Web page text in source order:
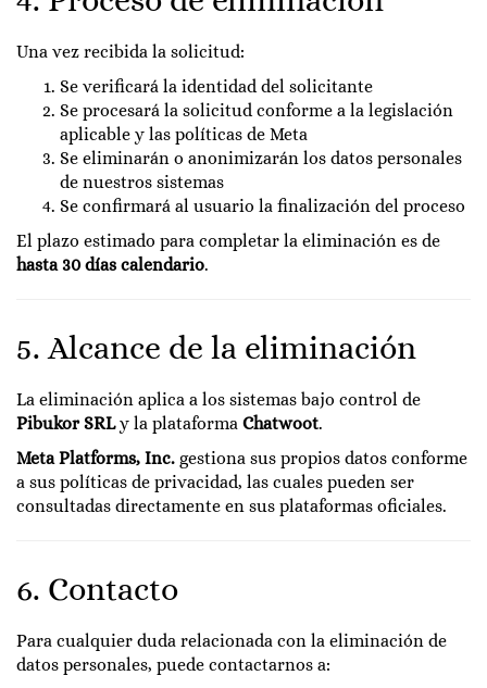
Una vez recibida la solicitud:
Se verificará la identidad del solicitante
Se procesará la solicitud conforme a la legislación
aplicable y las políticas de Meta
Se eliminarán o anonimizarán los datos personales
de nuestros sistemas
Se confirmará al usuario la finalización del proceso
El plazo estimado para completar la eliminación es de
hasta 30 días calendario.
5. Alcance de la eliminación
La eliminación aplica a los sistemas bajo control de
Pibukor SRLy la plataforma Chatwoot.
Meta Platforms, Inc. gestiona sus propios datos conforme
a sus políticas de privacidad, las cuales pueden ser
consultadas directamente en sus plataformas oficiales.
6. Contacto
Para cualquier duda relacionada con la eliminación de
datos personales, puede contactarnos a: